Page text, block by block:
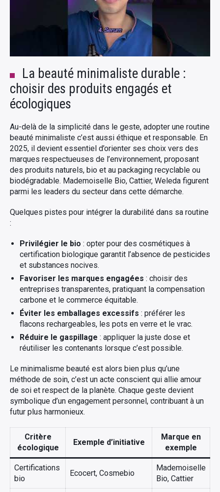
La beauté minimaliste durable :
choisir des produits engagés et
écologiques
Au-delà de la simplicité dans le geste, adopter une routine
beauté minimaliste c’est aussi éthique et responsable. En
2025, il devient essentiel d’orienter ses choix vers des
marques respectueuses de l’environnement, proposant
des produits naturels, bio et au packaging recyclable ou
biodégradable. Mademoiselle Bio, Cattier, Weleda figurent
parmi les leaders du secteur dans cette démarche.
Quelques pistes pour intégrer la durabilité dans sa routine
:
Privilégier le bio : opter pour des cosmétiques à
certification biologique garantit l’absence de pesticides
et substances nocives.
Favoriser les marques engagées : choisir des
entreprises transparentes, pratiquant la compensation
carbone et le commerce équitable.
Éviter les emballages excessifs : préférer les
flacons rechargeables, les pots en verre et le vrac.
Réduire le gaspillage : appliquer la juste dose et
réutiliser les contenants lorsque c’est possible.
Le minimalisme beauté est alors bien plus qu’une
méthode de soin, c’est un acte conscient qui allie amour
de soi et respect de la planète. Chaque geste devient
symbolique d’un engagement personnel, contribuant à un
futur plus harmonieux.
Critère
écologique
Exemple d’initiative
Marque en
exemple
Certifications
bio
Ecocert, Cosmebio
Mademoiselle
Bio, Cattier